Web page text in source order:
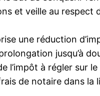
et veille au respect
une réduction
jusqu’à
l’impôt à régler sur
de notaire dans la